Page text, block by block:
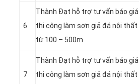
6
Thành Đạt hỗ trợ tư vấn báo giá
thi công làm sơn giả đá nội thất
từ 100 – 500m
7
Thành Đạt hỗ trợ tư vấn báo giá
thi công làm sơn giả đá nội thất